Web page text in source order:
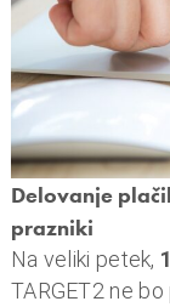
Delovanje
prazniki
Na veliki petek,
TARGET2 ne